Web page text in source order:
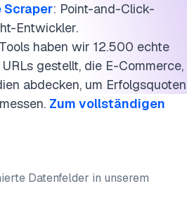
: Point-and-Click-
Entwickler.
haben wir 12.500 echte
gestellt, die E-Commerce,
abdecken, um Erfolgsquoten
Zum vollständigen
Datenfelder in unserem